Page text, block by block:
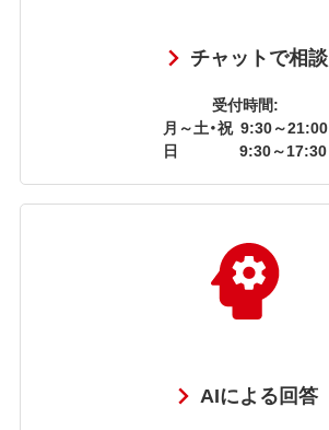
チャットで相談
受付時間:
月～土・祝 9:30～21:00
日
9:30～17:30
AIによる回答